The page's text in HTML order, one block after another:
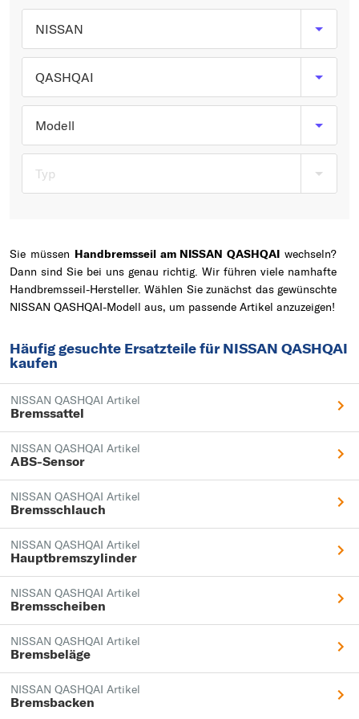
Typ wählen
NISSAN
QASHQAI
Modell
Typ
Sie müssen Handbremsseil am NISSAN QASHQAI wechseln?
Dann sind Sie bei uns genau richtig. Wir führen viele namhafte
Handbremsseil-Hersteller. Wählen Sie zunächst das gewünschte
NISSAN QASHQAI-Modell aus, um passende Artikel anzuzeigen!
Häufig gesuchte Ersatzteile für NISSAN QASHQAI
kaufen
NISSAN QASHQAI Artikel
Bremssattel
NISSAN QASHQAI Artikel
ABS-Sensor
NISSAN QASHQAI Artikel
Bremsschlauch
NISSAN QASHQAI Artikel
Hauptbremszylinder
NISSAN QASHQAI Artikel
Bremsscheiben
NISSAN QASHQAI Artikel
Bremsbeläge
NISSAN QASHQAI Artikel
Bremsbacken